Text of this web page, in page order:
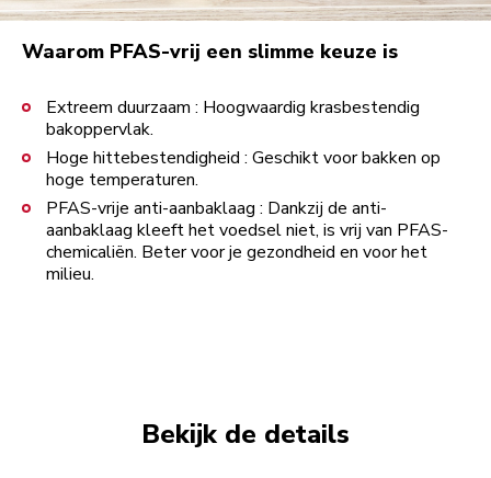
Waarom PFAS-vrij een slimme keuze is
Extreem duurzaam : Hoogwaardig krasbestendig
bakoppervlak.
Hoge hittebestendigheid : Geschikt voor bakken op
hoge temperaturen.
PFAS-vrije anti-aanbaklaag : Dankzij de anti-
aanbaklaag kleeft het voedsel niet, is vrij van PFAS-
chemicaliën. Beter voor je gezondheid en voor het
milieu.
Bekijk de details